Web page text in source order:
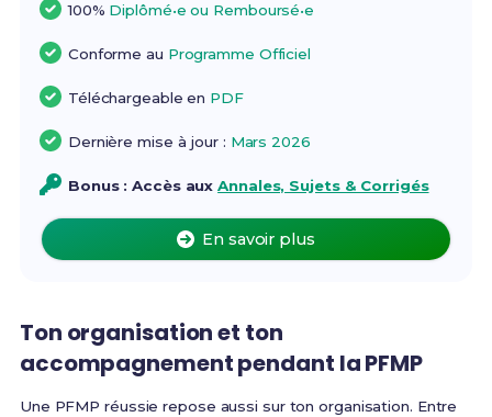
100% Diplômé•e ou Remboursé•e
Conforme au Programme Officiel
Téléchargeable en PDF
Dernière mise à jour : Mars 2026
Bonus : Accès auxAnnales, Sujets & Corrigés
En savoir plus
Ton organisation et ton
accompagnement pendant la PFMP
Une PFMP réussie repose aussi sur ton organisation. Entre